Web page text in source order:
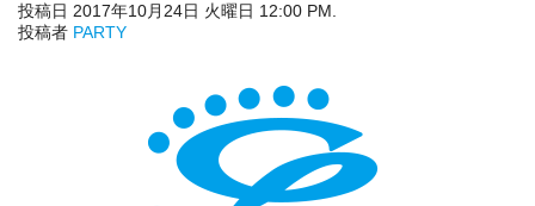
投稿日 2017年10月24日 火曜日 12:00 PM.
投稿者 PARTY